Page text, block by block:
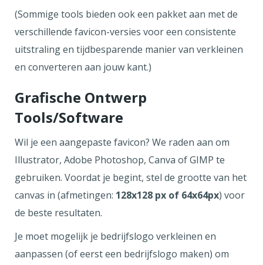
(Sommige tools bieden ook een pakket aan met de
verschillende favicon-versies voor een consistente
uitstraling en tijdbesparende manier van verkleinen
en converteren aan jouw kant.)
Grafische Ontwerp
Tools/Software
Wil je een aangepaste favicon? We raden aan om
Illustrator, Adobe Photoshop, Canva of GIMP te
gebruiken. Voordat je begint, stel de grootte van het
canvas in (afmetingen: 128x128 px of 64x64px) voor
de beste resultaten.
Je moet mogelijk je bedrijfslogo verkleinen en
aanpassen (of eerst een bedrijfslogo maken) om